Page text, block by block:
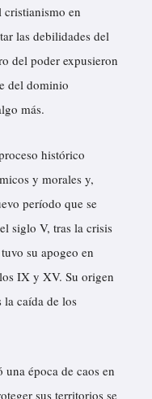
cristianismo en
las debilidades del
del poder expusieron
del dominio
más.
histórico
y morales y,
período que se
siglo V, tras la crisis
su apogeo en
IX y XV. Su origen
la caída de los
época de caos en
sus territorios se